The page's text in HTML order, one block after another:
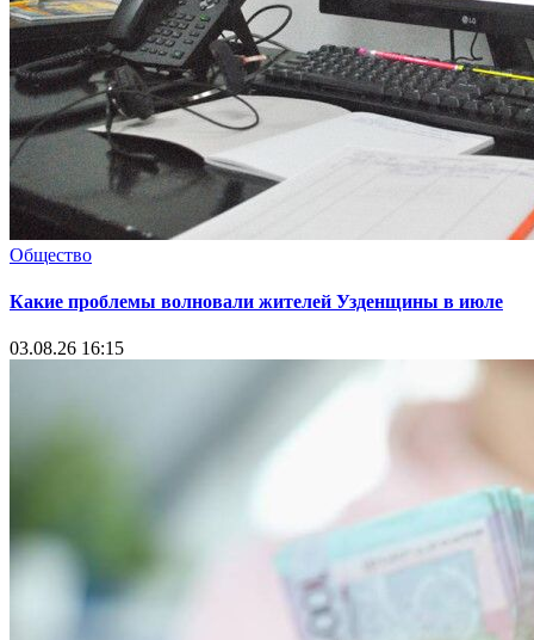
Общество
Какие проблемы волновали жителей Узденщины в июле
03.08.26 16:15